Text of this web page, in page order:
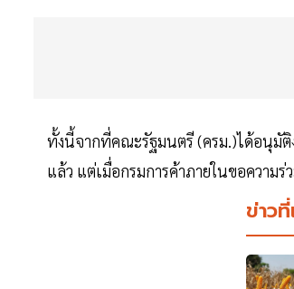
ทั้งนี้จากที่คณะรัฐมนตรี (ครม.)ได้อนุมั
แล้ว แต่เมื่อกรมการค้าภายในขอความ
ข่าว